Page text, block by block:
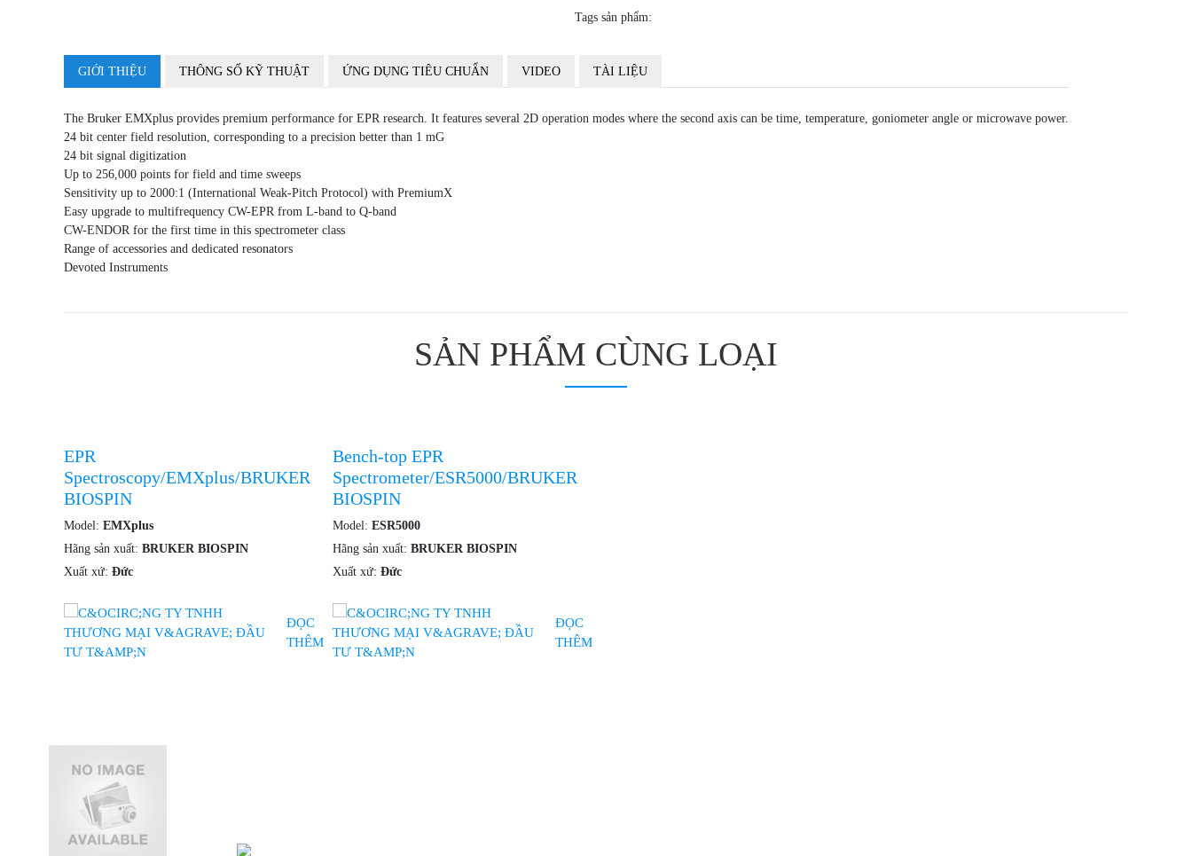
Tags sản phẩm:
GIỚI THIỆU THÔNG SỐ KỸ THUẬT ỨNG DỤNG TIÊU CHUẨN VIDEO TÀI LIỆU
The Bruker EMXplus provides premium performance for EPR research. It features several 2D operation modes where the second axis can be time, temperature, goniometer angle or microwave power.
24 bit center field resolution, corresponding to a precision better than 1 mG
24 bit signal digitization
Up to 256,000 points for field and time sweeps
Sensitivity up to 2000:1 (International Weak-Pitch Protocol) with PremiumX
Easy upgrade to multifrequency CW-EPR from L-band to Q-band
CW-ENDOR for the first time in this spectrometer class
Range of accessories and dedicated resonators
Devoted Instruments
SẢN PHẨM CÙNG LOẠI
EPR
Spectroscopy/EMXplus/BRUKER
BIOSPIN
Model: EMXplus
Hãng sản xuất: BRUKER BIOSPIN
Xuất xứ: Đức
ĐỌC
THÊM
Bench-top EPR
Spectrometer/ESR5000/BRUKER
BIOSPIN
Model: ESR5000
Hãng sản xuất: BRUKER BIOSPIN
Xuất xứ: Đức
ĐỌC
THÊM